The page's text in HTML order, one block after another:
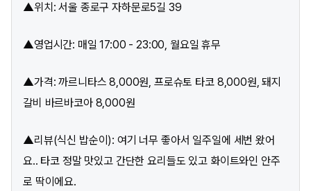
▲위치: 서울 종로구 자하문로5길 39
▲영업시간: 매일 17:00 - 23:00, 월요일 휴무
▲가격: 까르니타스 8,000원, 프로슈토 타코 8,000원, 돼지
갈비 바르바코아 8,000원
▲리뷰(식신 밥순이): 여기 너무 좋아서 일주일에 세번 왔어
요.. 타코 정말 맛있고 간단한 요리들도 있고 화이트와인 안주
로 딱이에요.